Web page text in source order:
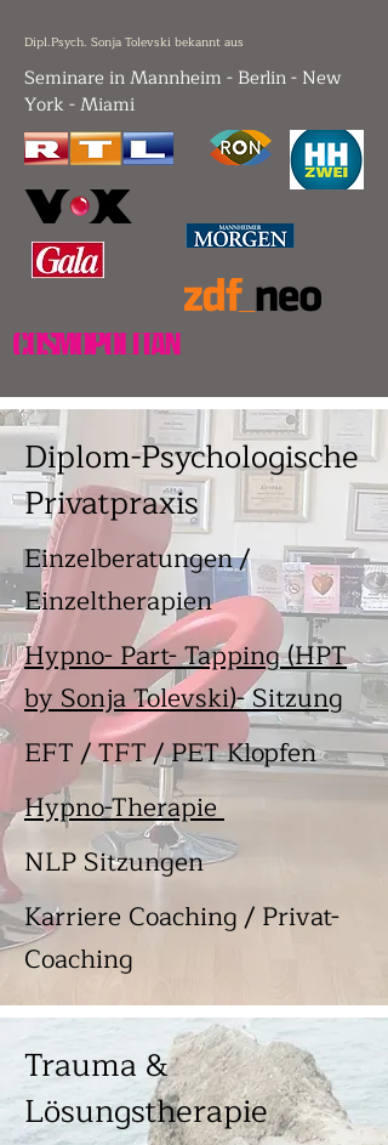
Dipl.Psych. Sonja Tolevski bekannt aus
Seminare in Mannheim - Berlin - New
York - Miami
Diplom-Psychologische
Privatpraxis
Einzelberatungen /
Einzeltherapien
Hypno- Part- Tapping (HPT
by Sonja Tolevski)- Sitzung
EFT / TFT / PET Klopfen
Hypno-Therapie
NLP Sitzungen
Karriere Coaching / Privat-
Coaching
Trauma &
Lösungstherapie